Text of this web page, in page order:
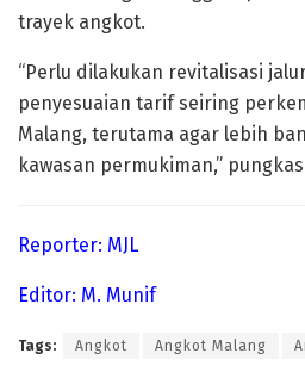
trayek angkot.
“Perlu dilakukan revitalisasi
penyesuaian tarif seiring
Malang, terutama agar lebih
kawasan permukiman,”
Reporter: MJL
Editor: M. Munif
Tags: Angkot Angkot Malang